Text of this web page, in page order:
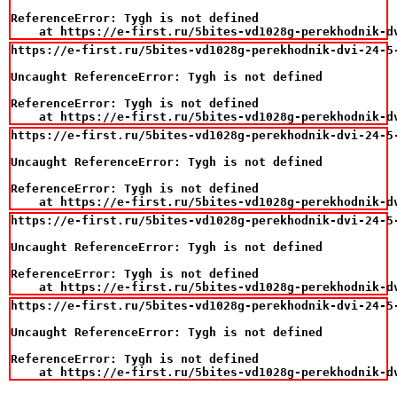
ReferenceError: Tygh is not defined
at https://e-first.ru/5bites-vd1028g-perekhodnik-
https://e-first.ru/5bites-vd1028g-perekhodnik-dvi-24-5-
Uncaught ReferenceError: Tygh is not defined
ReferenceError: Tygh is not defined
at https://e-first.ru/5bites-vd1028g-perekhodnik-
https://e-first.ru/5bites-vd1028g-perekhodnik-dvi-24-5-
Uncaught ReferenceError: Tygh is not defined
ReferenceError: Tygh is not defined
at https://e-first.ru/5bites-vd1028g-perekhodnik-
https://e-first.ru/5bites-vd1028g-perekhodnik-dvi-24-5-
Uncaught ReferenceError: Tygh is not defined
ReferenceError: Tygh is not defined
at https://e-first.ru/5bites-vd1028g-perekhodnik-
https://e-first.ru/5bites-vd1028g-perekhodnik-dvi-24-5-
Uncaught ReferenceError: Tygh is not defined
ReferenceError: Tygh is not defined
at https://e-first.ru/5bites-vd1028g-perekhodnik-